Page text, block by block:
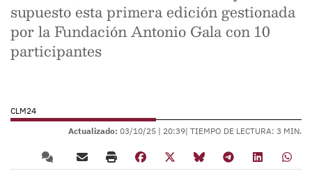
supuesto esta primera edición gestionada
por la Fundación Antonio Gala con 10
participantes
CLM24
Actualizado: 03/10/25 | 20:39| TIEMPO DE LECTURA: 3 MIN.